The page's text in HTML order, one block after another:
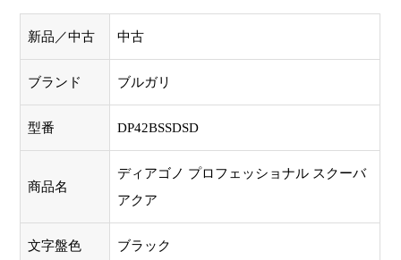
新品／中古 中古
ブランド ブルガリ
型番 DP42BSSDSD
商品名
ディアゴノ プロフェッショナル スクーバ
アクア
文字盤色 ブラック